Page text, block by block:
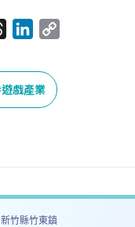
r
e
a
n
k
e
n
k
遊戲產業
新竹縣竹東鎮